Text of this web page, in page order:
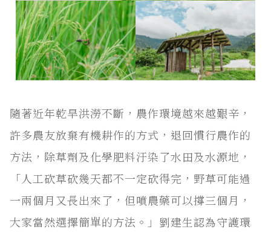
隨著近年乾旱洪澇不斷，農作環境越來越艱辛，
許多農友放棄有機耕作的方式，退回慣行農作的
方法，除草劑及化學肥料汙染了水田及水源地，
「人工砍草砍幾天都不一定砍得完，野草可能過
一兩個月又長出來了，但噴農藥可以撐三個月，
大家當然選擇簡單的方法。」劉建生認為守護環